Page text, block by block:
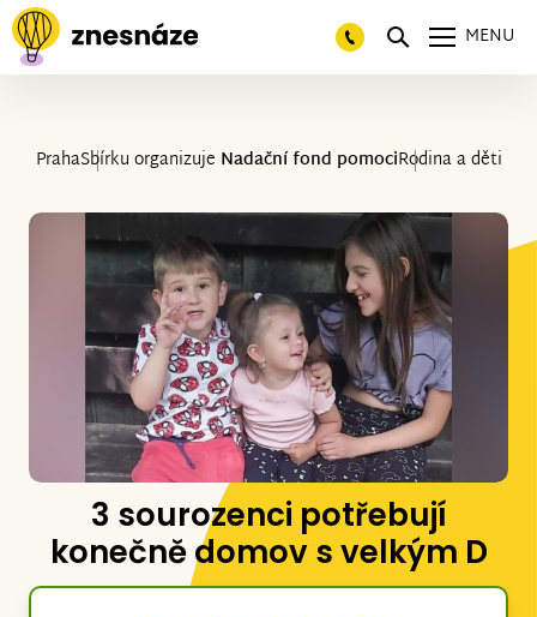
MENU
PrahaSbírku organizuje Nadační fond pomociRodina a děti
3 sourozenci potřebují
konečně domov s velkým D